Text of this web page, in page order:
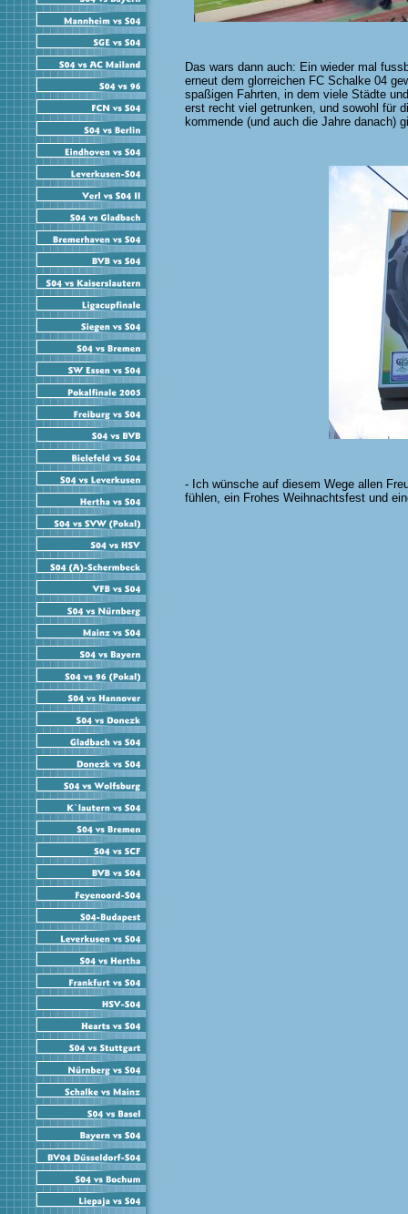
Das wars dann auch: Ein wieder mal
erneut dem glorreichen FC Schalke 04
spaßigen Fahrten, in dem viele Städte
erst recht viel getrunken, und sowohl für
kommende (und auch die Jahre danach)
- Ich wünsche auf diesem Wege allen
fühlen, ein Frohes Weihnachtsfest und